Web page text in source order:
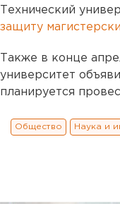
Технический
защиту
Также в конце
университет
планируется
Общество Наука и